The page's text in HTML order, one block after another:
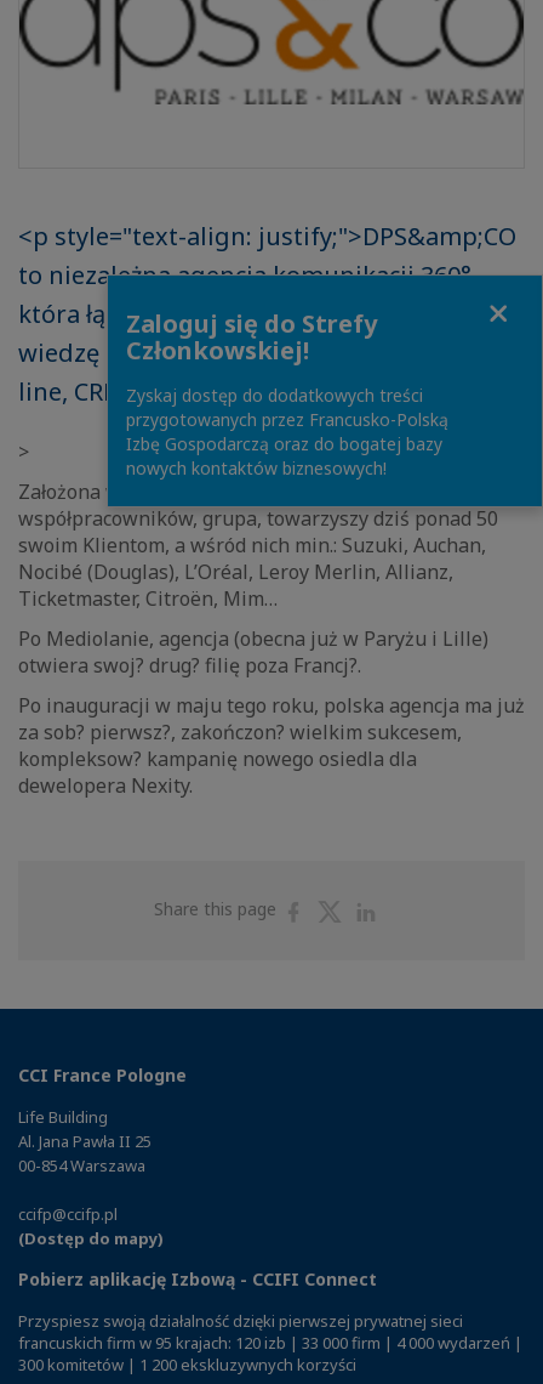
<p style="text-align: justify;">DPS&amp;CO
to niezależna agencja komunikacji 360°,
która łączy pod jednym dachem całą swoją
wiedzę i doświadczenie (reklama, on i off
line, CRM, digital, brand content).</p>
>
Założona w 1977 roku, skupiaj?ca ponad 113
współpracowników, grupa, towarzyszy dziś ponad 50
swoim Klientom, a wśród nich min.: Suzuki, Auchan,
Nocibé (Douglas), L’Oréal, Leroy Merlin, Allianz,
Ticketmaster, Citroën, Mim…
Po Mediolanie, agencja (obecna już w Paryżu i Lille)
otwiera swoj? drug? filię poza Francj?.
Po inauguracji w maju tego roku, polska agencja ma już
za sob? pierwsz?, zakończon? wielkim sukcesem,
kompleksow? kampanię nowego osiedla dla
dewelopera Nexity.
Share this page
ShareShare
CCI France Pologne
Life Building
Al. Jana Pawła II 25
00-854 Warszawa
ccifp@ccifp.pl
(Dostęp do mapy)
Pobierz aplikację Izbową - CCIFI Connect
Przyspiesz swoją działalność dzięki pierwszej prywatnej sieci
francuskich firm w 95 krajach: 120 izb | 33 000 firm | 4 000 wydarzeń |
300 komitetów | 1 200 ekskluzywnych korzyści
Zaloguj się do Strefy
Członkowskiej!
Zyskaj dostęp do dodatkowych treści
przygotowanych przez Francusko-Polską
Izbę Gospodarczą oraz do bogatej bazy
nowych kontaktów biznesowych!